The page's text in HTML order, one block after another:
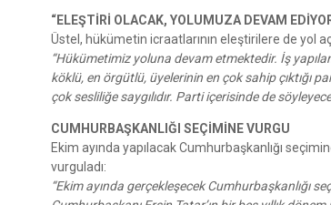
“ELEŞTİRİ OLACAK, YOLUMUZA DEVAM
Üstel, hükümetin icraatlarının eleştirilere de yol
“Hükümetimiz yoluna devam etmektedir. İş
köklü, en örgütlü, üyelerinin en çok sahip çıktığı
çok sesliliğe saygılıdır. Parti içerisinde de
CUMHURBAŞKANLIĞI SEÇİMİNE VURGU
Ekim ayında yapılacak Cumhurbaşkanlığı
vurguladı:
“Ekim ayında gerçekleşecek Cumhurbaşkanlığı